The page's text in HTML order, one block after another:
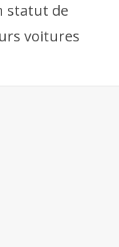
statut de
voitures